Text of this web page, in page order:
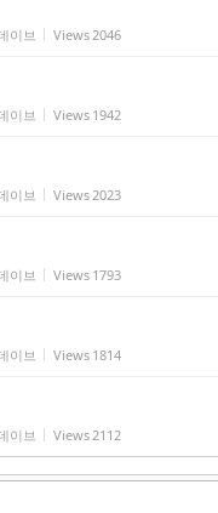
이브 Views 2046
이브 Views 1942
이브 Views 2023
이브 Views 1793
이브 Views 1814
이브 Views 2112